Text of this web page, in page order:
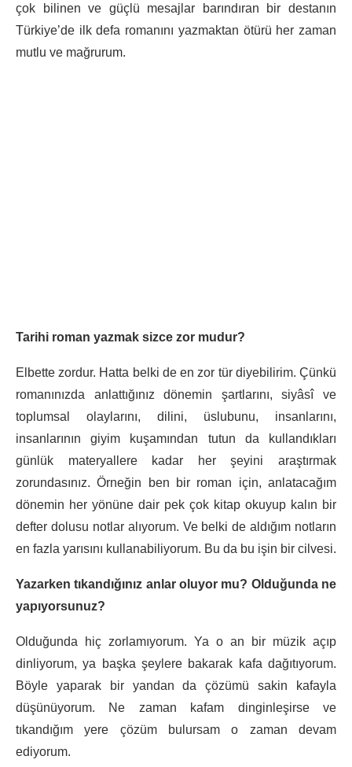
çok bilinen ve güçlü mesajlar barındıran bir destanın
Türkiye’de ilk defa romanını yazmaktan ötürü her zaman
mutlu ve mağrurum.
Tarihi roman yazmak sizce zor mudur?
Elbette zordur. Hatta belki de en zor tür diyebilirim. Çünkü
romanınızda anlattığınız dönemin şartlarını, siyâsî ve
toplumsal olaylarını, dilini, üslubunu, insanlarını,
insanlarının giyim kuşamından tutun da kullandıkları
günlük materyallere kadar her şeyini araştırmak
zorundasınız. Örneğin ben bir roman için, anlatacağım
dönemin her yönüne dair pek çok kitap okuyup kalın bir
defter dolusu notlar alıyorum. Ve belki de aldığım notların
en fazla yarısını kullanabiliyorum. Bu da bu işin bir cilvesi.
Yazarken tıkandığınız anlar oluyor mu? Olduğunda ne
yapıyorsunuz?
Olduğunda hiç zorlamıyorum. Ya o an bir müzik açıp
dinliyorum, ya başka şeylere bakarak kafa dağıtıyorum.
Böyle yaparak bir yandan da çözümü sakin kafayla
düşünüyorum. Ne zaman kafam dinginleşirse ve
tıkandığım yere çözüm bulursam o zaman devam
ediyorum.